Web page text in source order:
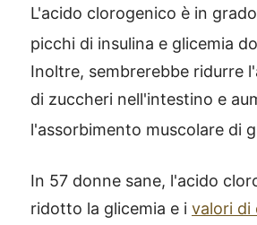
L'acido clorogenico è in
picchi di insulina e glicemia
Inoltre, sembrerebbe ridurre
di zuccheri nell'intestino e
l'assorbimento muscolare di
In 57 donne sane, l'acido
ridotto la glicemia e i valori di